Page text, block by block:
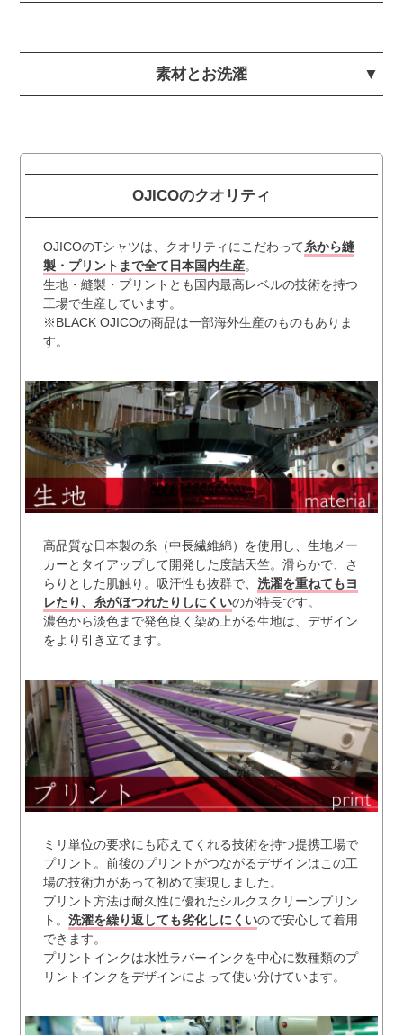
素材とお洗濯
OJICOのクオリティ
OJICOのTシャツは、クオリティにこだわって糸から縫
製・プリントまで全て日本国内生産。
生地・縫製・プリントとも国内最高レベルの技術を持つ
工場で生産しています。
※BLACK OJICOの商品は一部海外生産のものもありま
す。
高品質な日本製の糸（中長繊維綿）を使用し、生地メー
カーとタイアップして開発した度詰天竺。滑らかで、さ
らりとした肌触り。吸汗性も抜群で、 洗濯を重ねてもヨ
レたり、糸がほつれたりしにくいのが特長です。
濃色から淡色まで発色良く染め上がる生地は、デザイン
をより引き立てます。
ミリ単位の要求にも応えてくれる技術を持つ提携工場で
プリント。前後のプリントがつながるデザインはこの工
場の技術力があって初めて実現しました。
プリント方法は耐久性に優れたシルクスクリーンプリン
ト。 洗濯を繰り返しても劣化しにくいので安心して着用
できます。
プリントインクは水性ラバーインクを中心に数種類のプ
リントインクをデザインによって使い分けています。